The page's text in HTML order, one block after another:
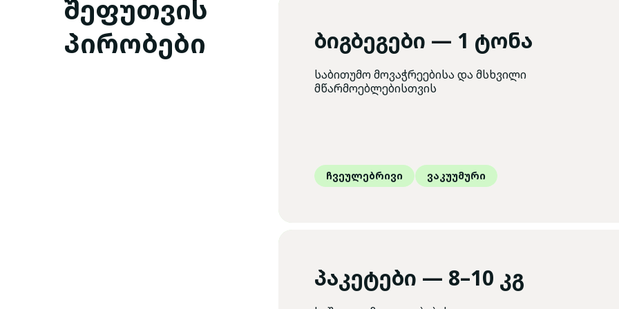
შეფუთვის
პირობები
ბიგბეგები — 1 ტონა
საბითუმო მოვაჭრეებისა და მსხვილი
მწარმოებლებისთვის
ჩვეულებრივი
ჩვეულებრივი ვაკუუმური
ვაკუუმური
პაკეტები — 8–10 კგ